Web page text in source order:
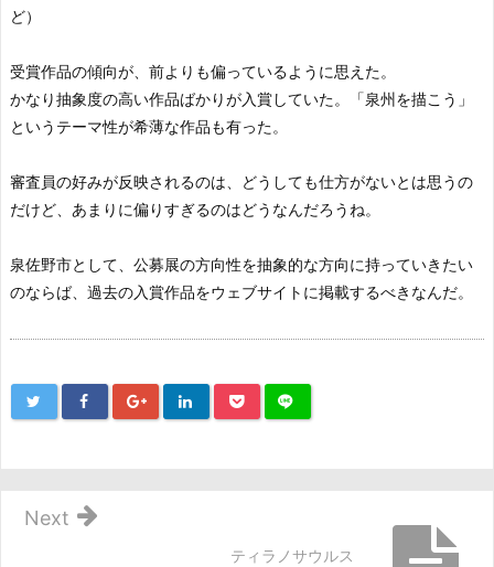
ど）
受賞作品の傾向が、前よりも偏っているように思えた。
かなり抽象度の高い作品ばかりが入賞していた。「泉州を描こう」
というテーマ性が希薄な作品も有った。
審査員の好みが反映されるのは、どうしても仕方がないとは思うの
だけど、あまりに偏りすぎるのはどうなんだろうね。
泉佐野市として、公募展の方向性を抽象的な方向に持っていきたい
のならば、過去の入賞作品をウェブサイトに掲載するべきなんだ。
ティラノサウルス
Next